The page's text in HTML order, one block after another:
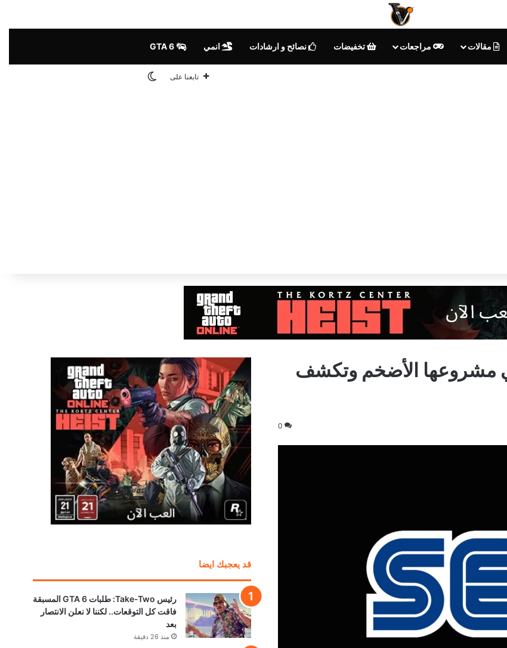
مقالات مراجعات تخفيضات نصائح و ارشادات انمي
تابعنا على الوضع المظلم
مشروعها الأضخم وتكشف
0
قد يعجبك ايضا
رئيس Take-Two: طلبات GTA 6 المسبقة
فاقت كل التوقعات.. لكننا لا نعلن الانتصار
بعد
منذ 26 دقيقة